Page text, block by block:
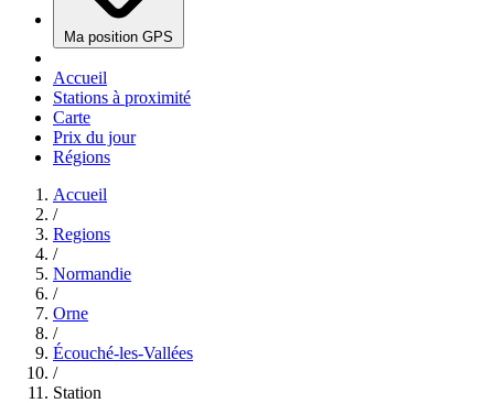
Ma position GPS
Accueil
Stations à proximité
Carte
Prix du jour
Régions
Accueil
/
Regions
/
Normandie
/
Orne
/
Écouché-les-Vallées
/
Station